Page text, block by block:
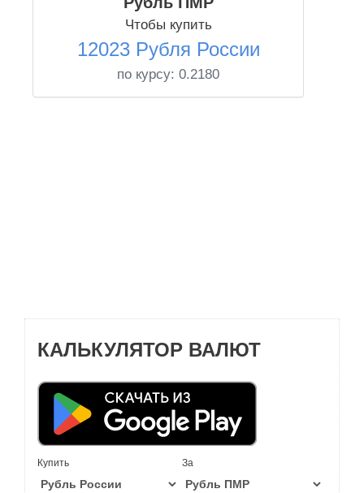
Чтобы купить
12023 Рубля России
по курсу: 0.2180
КАЛЬКУЛЯТОР ВАЛЮТ
Купить За